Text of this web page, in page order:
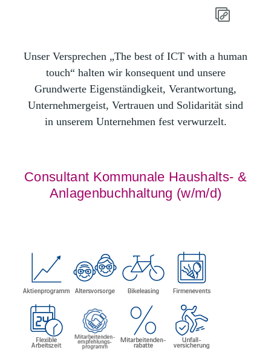
Unser Versprechen „The best of ICT with a human
touch“ halten wir konsequent und unsere
Grundwerte Eigenständigkeit, Verantwortung,
Unternehmergeist, Vertrauen und Solidarität sind
in unserem Unternehmen fest verwurzelt.
Consultant Kommunale Haushalts- &
Anlagenbuchhaltung (w/m/d)